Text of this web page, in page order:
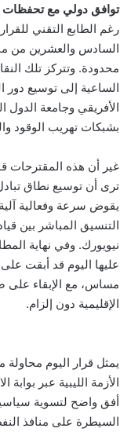
توافق دولي مع تحفظات
رغم الطابع التقني
السادس والعشرين من
محدودة. وتتركز تلك
الساعية إلى توسيع دور
الأفريقي وجامعة الدول
بشبكات تهريب الوقود
غير أن هذه المقترحات
ترى أن توسيع نطاق
يقوض سرعة وفعالية
التنسيق المباشر بين
نيويورك. وفي نهاية
عليها اليوم قد أبقت
مساس، مع الإبقاء على
الإقليمية دون إلزام.
يمثل قرار اليوم
الأزمة الليبية عبر
أفق واضح لتسوية
السيطرة على منافذ النفط